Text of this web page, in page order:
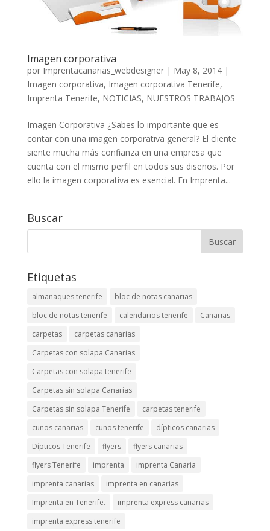
Imagen corporativa
por Imprentacanarias_webdesigner| May 8, 2014|
Imagen corporativa, Imagen corporativa Tenerife,
Imprenta Tenerife, NOTICIAS, NUESTROS TRABAJOS
Imagen Corporativa ¿Sabes lo importante que es
contar con una imagen corporativa general? El cliente
siente mucha más confianza en una empresa que
cuenta con el mismo perfil en todos sus diseños. Por
ello la imagen corporativa es esencial. En Imprenta...
Buscar
Etiquetas
almanaques tenerife
bloc de notas canarias
bloc de notas tenerife
calendarios tenerife
Canarias
carpetas
carpetas canarias
Carpetas con solapa Canarias
Carpetas con solapa tenerife
Carpetas sin solapa Canarias
Carpetas sin solapa Tenerife
carpetas tenerife
cuños canarias
cuños tenerife
dípticos canarias
Dípticos Tenerife
flyers
flyers canarias
flyers Tenerife
imprenta
imprenta Canaria
imprenta canarias
imprenta en canarias
Imprenta en Tenerife.
imprenta express canarias
imprenta express tenerife